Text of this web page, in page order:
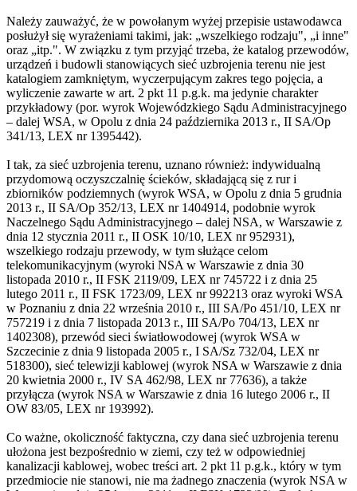
Należy zauważyć, że w powołanym wyżej przepisie ustawodawca
posłużył się wyrażeniami takimi, jak: „wszelkiego rodzaju", „i inne"
oraz „itp.". W związku z tym przyjąć trzeba, że katalog przewodów,
urządzeń i budowli stanowiących sieć uzbrojenia terenu nie jest
katalogiem zamkniętym, wyczerpującym zakres tego pojęcia, a
wyliczenie zawarte w art. 2 pkt 11 p.g.k. ma jedynie charakter
przykładowy (por. wyrok Wojewódzkiego Sądu Administracyjnego
– dalej WSA, w Opolu z dnia 24 października 2013 r., II SA/Op
341/13, LEX nr 1395442).
I tak, za sieć uzbrojenia terenu, uznano również: indywidualną
przydomową oczyszczalnię ścieków, składającą się z rur i
zbiorników podziemnych (wyrok WSA, w Opolu z dnia 5 grudnia
2013 r., II SA/Op 352/13, LEX nr 1404914, podobnie wyrok
Naczelnego Sądu Administracyjnego – dalej NSA, w Warszawie z
dnia 12 stycznia 2011 r., II OSK 10/10, LEX nr 952931),
wszelkiego rodzaju przewody, w tym służące celom
telekomunikacyjnym (wyroki NSA w Warszawie z dnia 30
listopada 2010 r., II FSK 2119/09, LEX nr 745722 i z dnia 25
lutego 2011 r., II FSK 1723/09, LEX nr 992213 oraz wyroki WSA
w Poznaniu z dnia 22 września 2010 r., III SA/Po 451/10, LEX nr
757219 i z dnia 7 listopada 2013 r., III SA/Po 704/13, LEX nr
1402308), przewód sieci światłowodowej (wyrok WSA w
Szczecinie z dnia 9 listopada 2005 r., I SA/Sz 732/04, LEX nr
518300), sieć telewizji kablowej (wyrok NSA w Warszawie z dnia
20 kwietnia 2000 r., IV SA 462/98, LEX nr 77636), a także
przyłącza (wyrok NSA w Warszawie z dnia 16 lutego 2006 r., II
OW 83/05, LEX nr 193992).
Co ważne, okoliczność faktyczna, czy dana sieć uzbrojenia terenu
ułożona jest bezpośrednio w ziemi, czy też w odpowiedniej
kanalizacji kablowej, wobec treści art. 2 pkt 11 p.g.k., który w tym
przedmiocie nie stanowi, nie ma żadnego znaczenia (wyrok NSA w